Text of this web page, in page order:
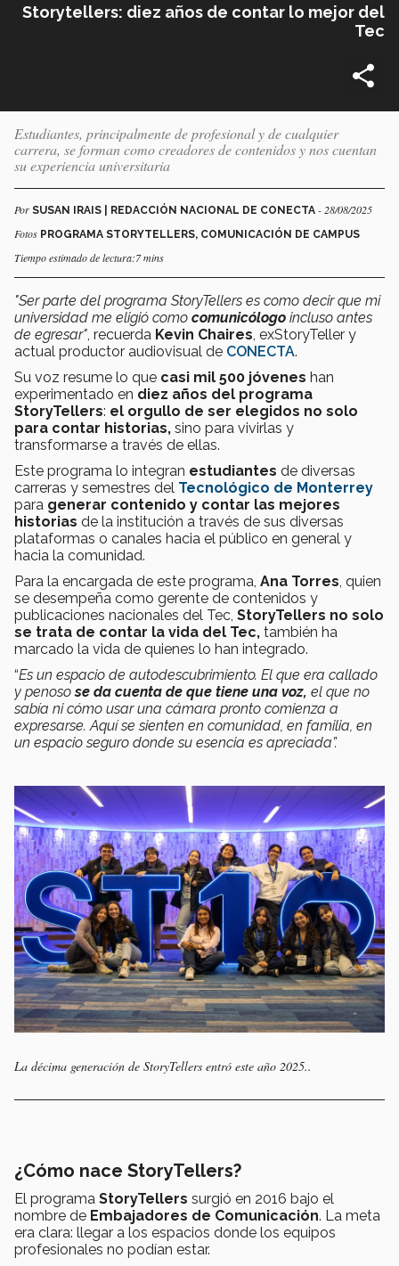
Storytellers: diez años de contar lo mejor del
Tec
Estudiantes, principalmente de profesional y de cualquier
carrera, se forman como creadores de contenidos y nos cuentan
su experiencia universitaria
Por SUSAN IRAIS | REDACCIÓN NACIONAL DE CONECTA - 28/08/2025
Fotos PROGRAMA STORYTELLERS, COMUNICACIÓN DE CAMPUS
Tiempo estimado de lectura:7 mins
"Ser parte del programa StoryTellers es como decir que mi
universidad me eligió como comunicólogo incluso antes
de egresar" , recuerda Kevin Chaires , exStoryTeller y
actual productor audiovisual de CONECTA.
Su voz resume lo que casi mil 500 jóvenes han
experimentado en diez años del programa
StoryTellers: el orgullo de ser elegidos no solo
para contar historias, sino para vivirlas y
transformarse a través de ellas.
Este programa lo integran estudiantes de diversas
carreras y semestres del Tecnológico de Monterrey
para generar contenido y contar las mejores
historias de la institución a través de sus diversas
plataformas o canales hacia el público en general y
hacia la comunidad.
Para la encargada de este programa, Ana Torres , quien
se desempeña como gerente de contenidos y
publicaciones nacionales del Tec, StoryTellers no solo
se trata de contar la vida del Tec, también ha
marcado la vida de quienes lo han integrado.
“Es un espacio de autodescubrimiento. El que era callado
y penosose da cuenta de que tiene una voz, el que no
sabía ni cómo usar una cámara pronto comienza a
expresarse. Aquí se sienten en comunidad, en familia, en
un espacio seguro donde su esencia es apreciada”.
La décima generación de StoryTellers entró este año 2025..
¿Cómo nace StoryTellers?
El programa StoryTellers surgió en 2016 bajo el
nombre de Embajadores de Comunicación. La meta
era clara: llegar a los espacios donde los equipos
profesionales no podían estar.